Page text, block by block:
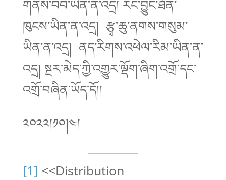
གནས་བབ་ཡིན་ན་འདྲ། རང་བྱུང་ཐོན་
ཁུངས་ཡིན་ན་འདྲ། རྩྭ་ཆུ་ནགས་གསུམ་
ཡིན་ན་འདྲ། ནད་རིགས་འཕེལ་རིམ་ཡིན་ན་
འདྲ། སྔར་མེད་ཀྱི་འགྱུར་ལྡོག་ཞིག་འགྲོ་དང་
འགྲོ་བཞིན་ཡོད་དོ།།
༢༠༢༢།༡༠།༤།
[1] <<Distribution